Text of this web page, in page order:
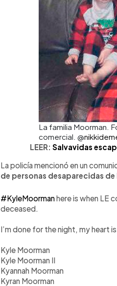
La familia Moorman.
comercial. @
LEER: Salvavidas
La policía mencionó en un
de personas desaparecidas de
#KyleMoormanhere is when LE
deceased.
I’m done for the night, my heart
Kyle Moorman
Kyle Moorman II
Kyannah Moorman
Kyran Moorman